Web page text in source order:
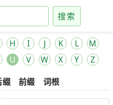
搜索
H I J K L
M
U V W X Y
Z
缀 前缀 词根